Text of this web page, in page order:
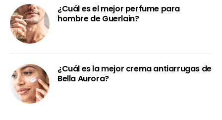
¿Cuál es el mejor perfume para
hombre de Guerlain?
¿Cuál es la mejor crema antiarrugas de
Bella Aurora?